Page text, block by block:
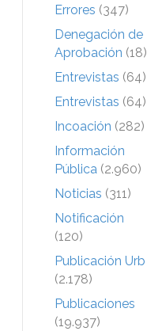
Errores (347)
Denegación de
Aprobación (18)
Entrevistas (64)
Entrevistas (64)
Incoación (282)
Información
Pública (2.960)
Noticias (311)
Notificación
(120)
Publicación Urb
(2.178)
Publicaciones
(19.937)